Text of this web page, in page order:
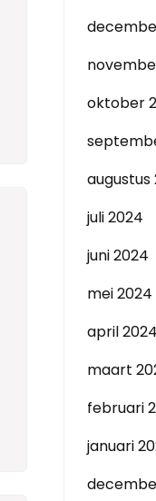
oktober
augustus
juli 2024
juni 2024
mei 2024
april 2024
maart
februari
januari